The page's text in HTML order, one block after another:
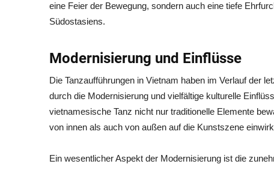
eine Feier der Bewegung, sondern auch eine tiefe
Südostasiens.
Modernisierung und Einflüsse
Die Tanzaufführungen in Vietnam haben im Verlauf der
durch die Modernisierung und vielfältige kulturelle
vietnamesische Tanz nicht nur traditionelle Elemente
von innen als auch von außen auf die Kunstszene
Ein wesentlicher Aspekt der Modernisierung ist die